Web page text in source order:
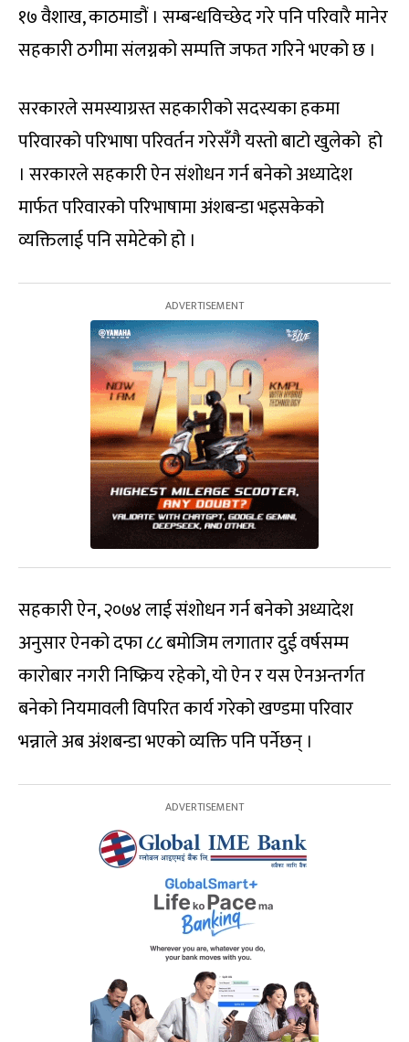
१७ वैशाख, काठमाडौं । सम्बन्धविच्छेद गरे पनि परिवारै मानेर
सहकारी ठगीमा संलग्नको सम्पत्ति जफत गरिने भएको छ ।
सरकारले समस्याग्रस्त सहकारीको सदस्यका हकमा
परिवारको परिभाषा परिवर्तन गरेसँगै यस्तो बाटो खुलेको हो
। सरकारले सहकारी ऐन संशोधन गर्न बनेको अध्यादेश
मार्फत परिवारको परिभाषामा अंशबन्डा भइसकेको
व्यक्तिलाई पनि समेटेको हो ।
सहकारी ऐन, २०७४ लाई संशोधन गर्न बनेको अध्यादेश
अनुसार ऐनको दफा ८८ बमोजिम लगातार दुई वर्षसम्म
कारोबार नगरी निष्क्रिय रहेको, यो ऐन र यस ऐनअन्तर्गत
बनेको नियमावली विपरित कार्य गरेको खण्डमा परिवार
भन्नाले अब अंशबन्डा भएको व्यक्ति पनि पर्नेछन् ।